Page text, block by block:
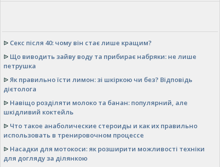
ᐉ Секс після 40: чому він стає лише кращим?
ᐉ Що виводить зайву воду та прибирає набряки: не лише
петрушка
ᐉЯк правильно їсти лимон: зі шкіркою чи без? Відповідь
дієтолога
ᐉ Навіщо розділяти молоко та банан: популярний, але
шкідливий коктейль
ᐉ Что такое анаболические стероиды и как их правильно
использовать в тренировочном процессе
ᐉ Насадки для мотокоси: як розширити можливості техніки
для догляду за ділянкою